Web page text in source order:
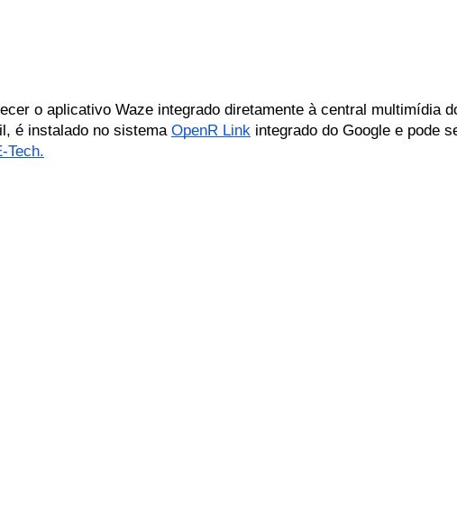
o aplicativo Waze integrado diretamente à central multimídia
é instalado no sistema OpenR Link integrado do Google e pode
Tech.